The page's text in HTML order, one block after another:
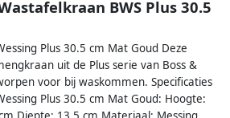
BWS Plus 30.5
Plus 30.5 cm Mat Goud Deze
uit de Plus serie van Boss &
voor bij waskommen. Specificaties
Plus 30.5 cm Mat Goud: Hoogte: